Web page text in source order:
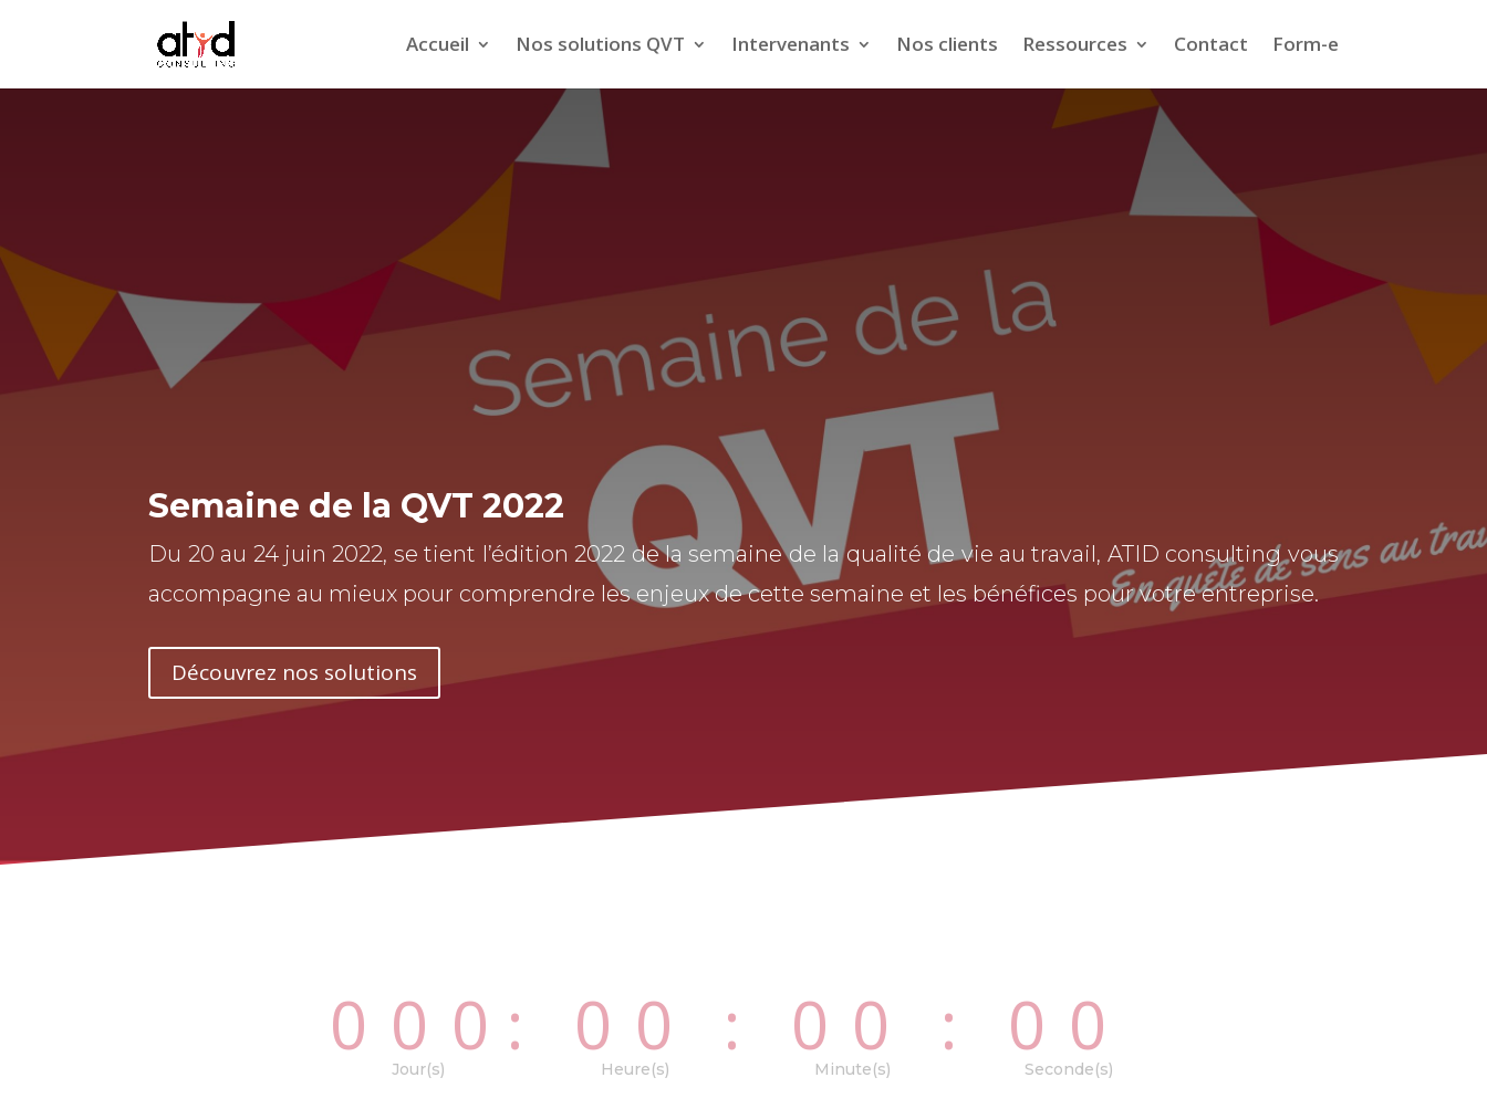
Accueil Nos solutions QVT Intervenants Nos clients Ressources Contact Form-e
Semaine de la QVT 2022
Du 20 au 24 juin 2022, se tient l’édition 2022 de la semaine de la qualité de vie au travail, ATID consulting vous
accompagne au mieux pour comprendre les enjeux de cette semaine et les bénéfices pour votre entreprise.
Découvrez nos solutions
000
Jour(s) : 00
Heure(s) : 00
Minute(s) : 00
Seconde(s)